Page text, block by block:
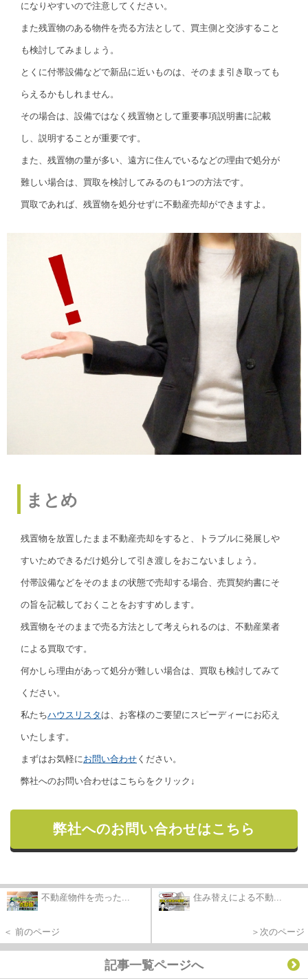
になりやすいので注意してください。
また残置物のある物件を売る方法として、買主側と交渉すること
も検討してみましょう。
とくに付帯設備などで新品に近いものは、そのまま引き取っても
らえるかもしれません。
その場合は、設備ではなく残置物として重要事項説明書に記載
し、説明することが重要です。
また、残置物の量が多い、遠方に住んでいるなどの理由で処分が
難しい場合は、買取を検討してみるのも1つの方法です。
買取であれば、残置物を処分せずに不動産売却ができますよ。
まとめ
残置物を放置したまま不動産売却をすると、トラブルに発展しや
すいためできるだけ処分して引き渡しをおこないましょう。
付帯設備などをそのままの状態で売却する場合、売買契約書にそ
の旨を記載しておくことをおすすめします。
残置物をそのままで売る方法として考えられるのは、不動産業者
による買取です。
何かしら理由があって処分が難しい場合は、買取も検討してみて
ください。
私たちハウスリスタ は、お客様のご要望にスピーディーにお応え
いたします。
まずはお気軽に お問い合わせ ください。
弊社へのお問い合わせはこちらをクリック↓
弊社へのお問い合わせはこちら
不動産物件を売った...
＜ 前のページ
住み替えによる不動...
＞次のページ
記事一覧ページへ